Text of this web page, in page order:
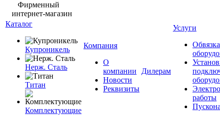
Фирменный
интернет-магазин
Каталог
Купроникель
Нерж. Сталь
Титан
Комплектующие
Компания
О
компании
Новости
Реквизиты
Дилерам
Услуги
работы